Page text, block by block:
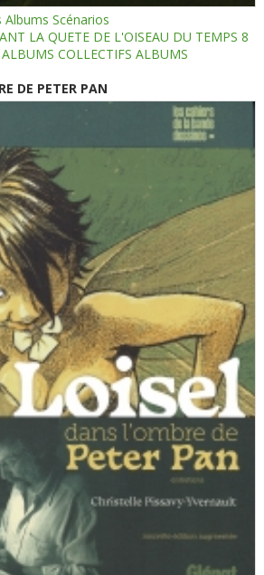
Scénarios
LA QUETE DE L'OISEAU DU TEMPS 8
ALBUMS COLLECTIFS ALBUMS
DE PETER PAN